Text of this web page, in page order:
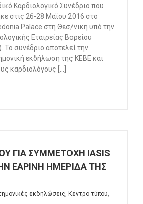
Καρδιολογικό Συνέδριο που
στις 26-28 Μαϊου 2016 στο
Palace στη Θεσ/νικη υπό την
Εταιρείας Βορείου
Το συνέδριο αποτελεί την
εκδήλωση της ΚΕΒΕ και
καρδιολόγους [...]
ΓΙΑ ΣΥΜΜΕΤΟΧΗ IASIS
ΕΑΡΙΝΗ ΗΜΕΡΙΔΑ ΤΗΣ
εκδηλώσεις, Κέντρο τύπου,